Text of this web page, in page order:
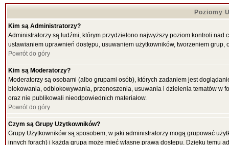
Poziomy
Kim są Administratorzy?
Administratorzy są ludźmi, którym przydzielono najwyższy poziom kontroli nad
ustawianiem uprawnień dostępu, usuwaniem użytkowników, tworzeniem
Powrót do góry
Kim są Moderatorzy?
Moderatorzy są osobami (albo grupami osób), których zadaniem jest
blokowania, odblokowywania, przenoszenia, usuwania i dzielenia tematów w
oraz nie publikowali nieodpowiednich materiałow.
Powrót do góry
Czym są Grupy Użytkowników?
Grupy Użytkowników są sposobem, w jaki administratorzy mogą grupować
innych forach) i każda grupa może mieć własne prawa dostępu. Dzięku temu